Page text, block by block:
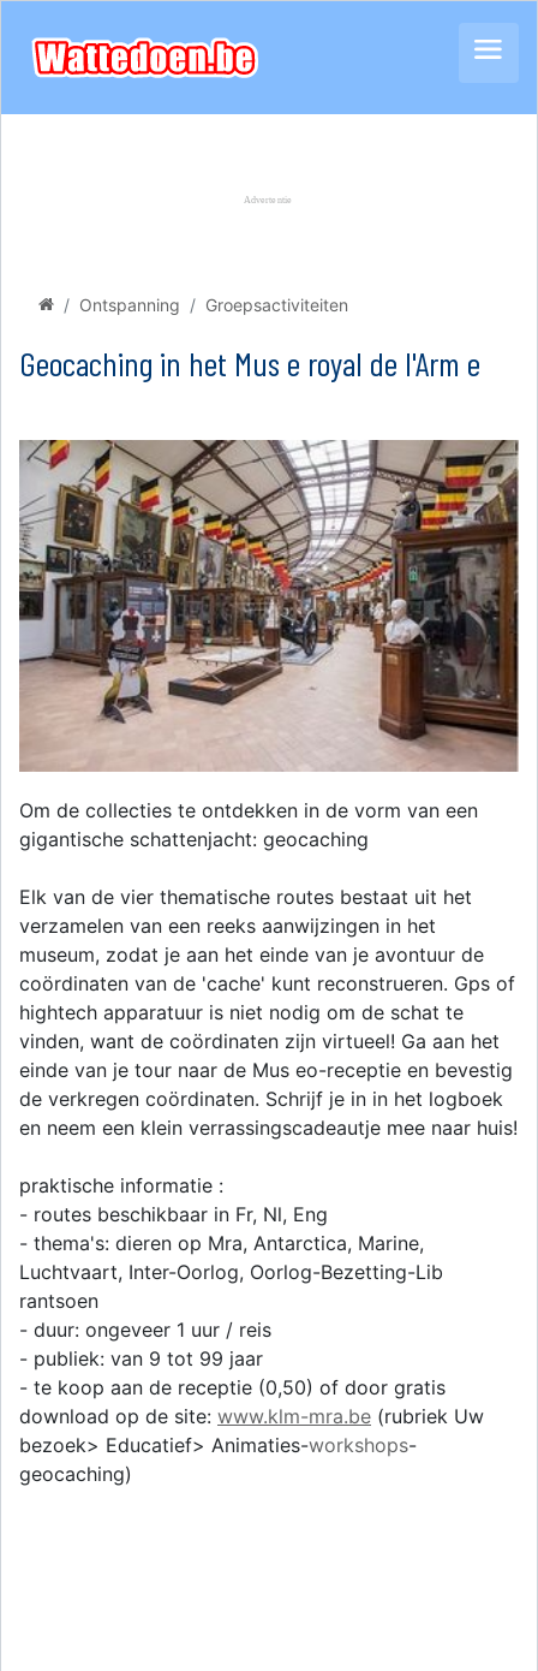
Ontspanning Groepsactiviteiten
Geocaching in het Mus e royal de l'Arm e
Om de collecties te ontdekken in de vorm van een
gigantische schattenjacht: geocaching
Elk van de vier thematische routes bestaat uit het
verzamelen van een reeks aanwijzingen in het
museum, zodat je aan het einde van je avontuur de
coördinaten van de 'cache' kunt reconstrueren. Gps of
hightech apparatuur is niet nodig om de schat te
vinden, want de coördinaten zijn virtueel! Ga aan het
einde van je tour naar de Mus eo-receptie en bevestig
de verkregen coördinaten. Schrijf je in in het logboek
en neem een klein verrassingscadeautje mee naar huis!
praktische informatie :
- routes beschikbaar in Fr, Nl, Eng
- thema's: dieren op Mra, Antarctica, Marine,
Luchtvaart, Inter-Oorlog, Oorlog-Bezetting-Lib
rantsoen
- duur: ongeveer 1 uur / reis
- publiek: van 9 tot 99 jaar
- te koop aan de receptie (0,50) of door gratis
download op de site: www.klm-mra.be (rubriek Uw
bezoek> Educatief> Animaties-workshops-
geocaching)